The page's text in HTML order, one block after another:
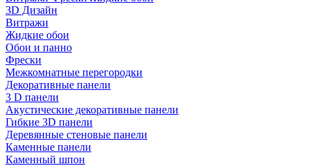
3D Дизайн
Витражи
Жидкие обои
Обои и панно
Фрески
Межкомнатные перегородки
Декоративные панели
3 D панели
Акустические декоративные панели
Гибкие 3D панели
Деревянные стеновые панели
Каменные панели
Каменный шпон